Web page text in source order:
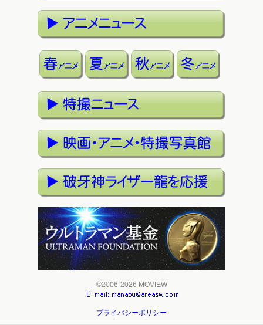
©2006-2026 MOVIEW
プライバシーポリシー